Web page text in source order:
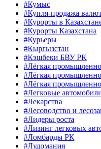
#Кумыс
#Купля-продажа
#Курорты в
#Курорты Казахстана
#Курьеры
#Кыргызстан
#Кэшбеки БВУ РК
#Лёгкая
#Лёгкая
#Лёгкая
#Легковые
#Лекарства
#Лесоводство и
#Лидеры роста
#Лизинг легковых
#Ломбарды РК
#Лудомания